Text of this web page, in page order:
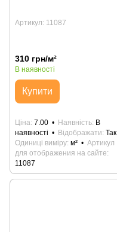
Артикул: 11087
310 грн/м²
В наявності
Купити
Ціна 7.00 Наявність В
наявності
Відображати Так
Одиниці виміру м²
Артикул
для отображения на сайте
11087